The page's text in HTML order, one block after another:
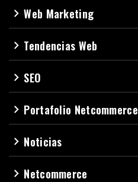
navigate_nextWeb Marketing
navigate_next Tendencias Web
navigate_next SEO
navigate_next Portafolio Netcommerce
navigate_next Noticias
navigate_next Netcommerce